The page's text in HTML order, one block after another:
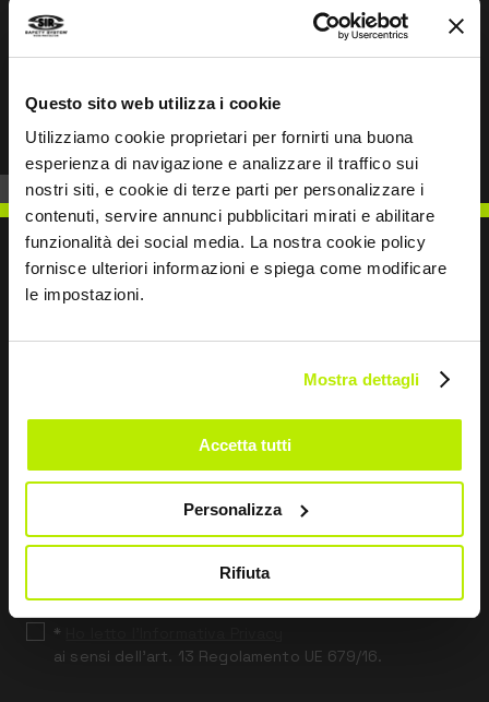
Questo sito web utilizza i cookie
Utilizziamo cookie proprietari per fornirti una buona
esperienza di navigazione e analizzare il traffico sui
nostri siti, e cookie di terze parti per personalizzare i
contenuti, servire annunci pubblicitari mirati e abilitare
funzionalità dei social media. La nostra cookie policy
fornisce ulteriori informazioni e spiega come modificare
le impostazioni.
Mostra dettagli
Accetta tutti
Personalizza
Rifiuta
Restiamo in contatto
this
*
ai sensi dell’art. 13 Regolamento UE 679/16.